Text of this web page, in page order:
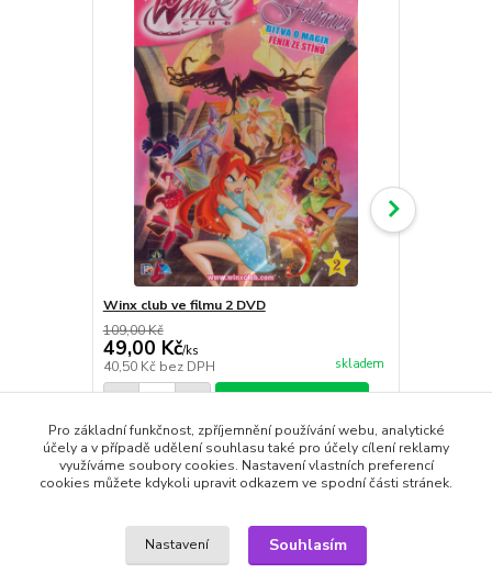
Winx club ve filmu 2 DVD
109,00 Kč
49,00 Kč/ks
40,50 Kč bez DPH skladem
Přidat do košíku
Zboží zařazeno v kategoriích
Pro základní funkčnost, zpříjemnění používání webu, analytické
účely a v případě udělení souhlasu také pro účely cílení reklamy
využíváme soubory cookies. Nastavení vlastních preferencí
cookies můžete kdykoli upravit odkazem ve spodní části stránek.
Nastavení Souhlasím